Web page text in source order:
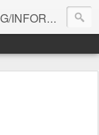
info@loolowningen.com